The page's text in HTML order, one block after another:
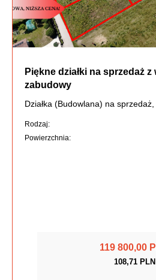
Piękne działki na sprzedaż
zabudowy
Działka (Budowlana) na
Rodzaj:
Powierzchnia:
119 800,00
108,71 PLN